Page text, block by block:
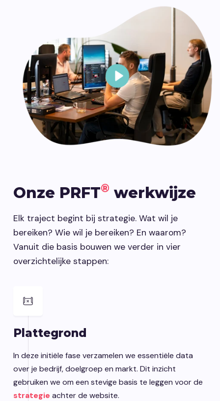
Onze PRFT® werkwijze
Elk traject begint bij strategie. Wat wil je
bereiken? Wie wil je bereiken? En waarom?
Vanuit die basis bouwen we verder in vier
overzichtelijke stappen:
Plattegrond
In deze initiële fase verzamelen we essentiële data
over je bedrijf, doelgroep en markt. Dit inzicht
gebruiken we om een stevige basis te leggen voor de
strategie achter de website.